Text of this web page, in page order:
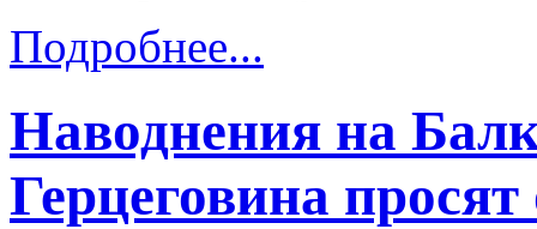
Подробнее...
Наводнения на
Герцеговина